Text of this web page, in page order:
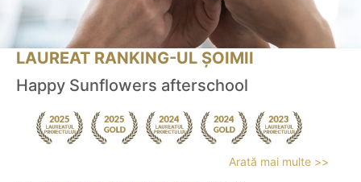
LAUREAT RANKING-UL ȘOIMII
Happy Sunflowers afterschool
Arată mai multe >>